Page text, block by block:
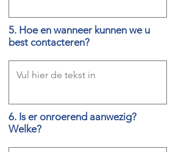
5. Hoe en wanneer kunnen we u
best contacteren?
6. Is er onroerend aanwezig?
Welke?